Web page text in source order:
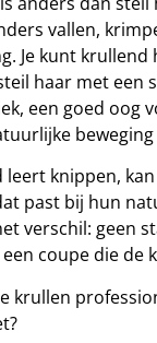
vallen,
Je kunt
haar met een
een goed oog
leert knippen,
past bij hun
verschil: geen
coupe die de
krullen